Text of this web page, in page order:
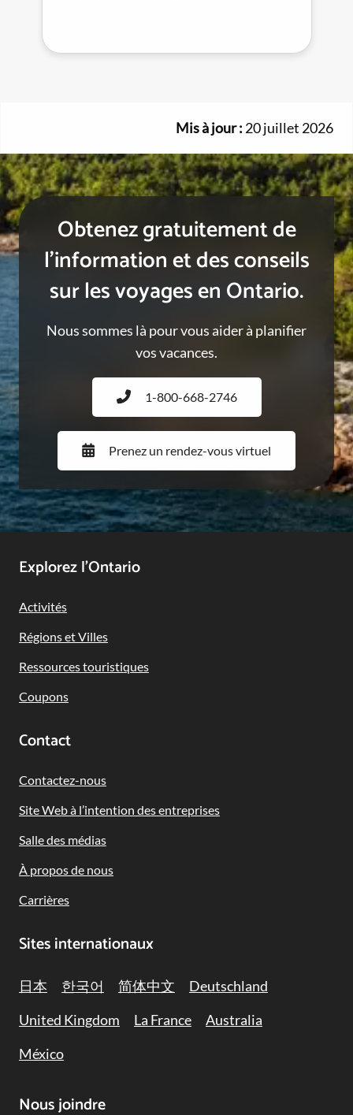
Mis à jour : 20 juillet 2026
Obtenez gratuitement de
l’information et des conseils
sur les voyages en Ontario.
Nous sommes là pour vous aider à planifier
vos vacances.
1-800-668-2746
Prenez un rendez-vous virtuel
Footer
Navigation
Explorez l’Ontario
Activités
Régions et Villes
Ressources touristiques
Coupons
Contact
Contactez-nous
Site Web à l’intention des entreprises
Salle des médias
À propos de nous
Carrières
Sites internationaux
日本 한국어 简体中文
Deutschland
United Kingdom
La France
Australia
México
Nous joindre